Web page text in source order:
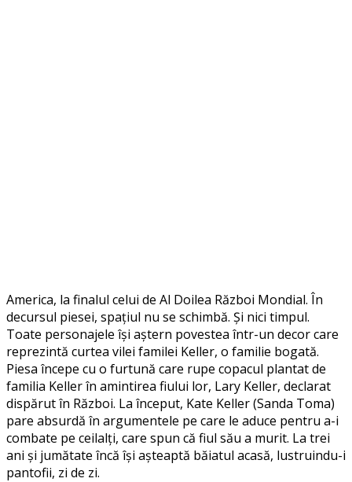
America, la finalul celui de Al Doilea Război Mondial. În
decursul piesei, spațiul nu se schimbă. Și nici timpul.
Toate personajele își aștern povestea într-un decor care
reprezintă curtea vilei familei Keller, o familie bogată.
Piesa începe cu o furtună care rupe copacul plantat de
familia Keller în amintirea fiului lor, Lary Keller, declarat
dispărut în Război. La început, Kate Keller (Sanda Toma)
pare absurdă în argumentele pe care le aduce pentru a-i
combate pe ceilalți, care spun că fiul său a murit. La trei
ani și jumătate încă își așteaptă băiatul acasă, lustruindu-i
pantofii, zi de zi.